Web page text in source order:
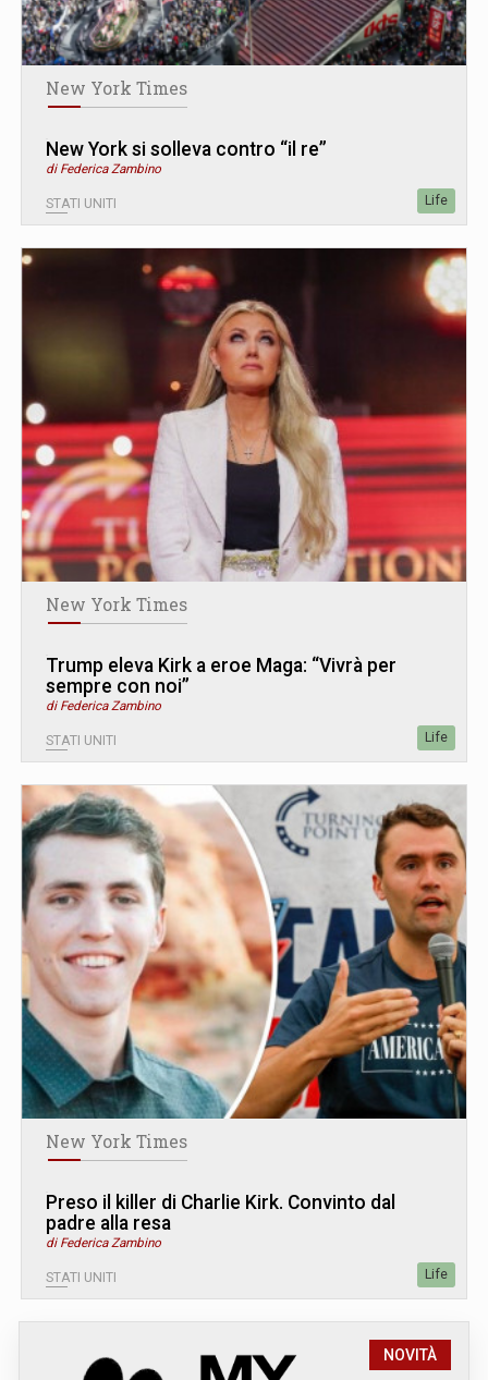
New York Times
New York si solleva contro “il re”
di Federica Zambino
STATI UNITI Life
New York Times
Trump eleva Kirk a eroe Maga: “Vivrà per
sempre con noi”
di Federica Zambino
STATI UNITI Life
New York Times
Preso il killer di Charlie Kirk. Convinto dal
padre alla resa
di Federica Zambino
STATI UNITI Life
NOVITÀ